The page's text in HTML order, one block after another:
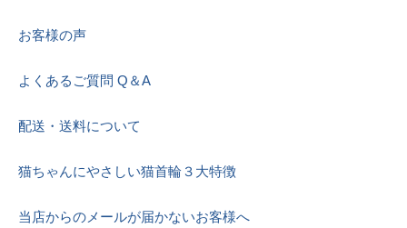
お客様の声
よくあるご質問 Q＆A
配送・送料について
猫ちゃんにやさしい猫首輪３大特徴
当店からのメールが届かないお客様へ